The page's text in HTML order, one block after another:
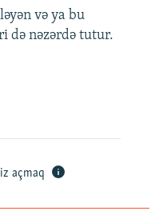
və ya bu
də nəzərdə tutur.
açmaq